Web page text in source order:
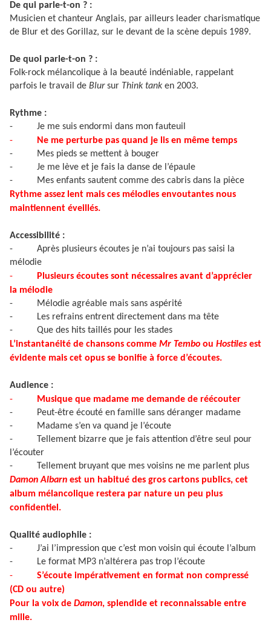
De qui parle-t-on ? :
Musicien et chanteur Anglais, par ailleurs leader charismatique
de Blur et des Gorillaz, sur le devant de la scène depuis 1989.
De quoi parle-t-on ? :
Folk-rock mélancolique à la beauté indéniable, rappelant
parfois le travail de Blursur Think tank en 2003.
Rythme :
-
Je me suis endormi dans mon fauteuil
-
Ne me perturbe pas quand je lis en même temps
-
Mes pieds se mettent à bouger
-
Je me lève et je fais la danse de l’épaule
-
Mes enfants sautent comme des cabris dans la pièce
Rythme assez lent mais ces mélodies envoutantes nous
maintiennent éveillés.
Accessibilité :
-
Après plusieurs écoutes je n’ai toujours pas saisi la
mélodie
-
Plusieurs écoutes sont nécessaires avant d’apprécier
la mélodie
-
Mélodie agréable mais sans aspérité
-
Les refrains entrent directement dans ma tête
-
Que des hits taillés pour les stades
L’instantanéité de chansons comme Mr Tembo ou Hostilesest
évidente mais cet opus se bonifie à force d’écoutes.
Audience :
-
Musique que madame me demande de réécouter
-
Peut-être écouté en famille sans déranger madame
-
Madame s’en va quand je l’écoute
-
Tellement bizarre que je fais attention d’être seul pour
l’écouter
-
Tellement bruyant que mes voisins ne me parlent plus
Damon Albarn est un habitué des gros cartons publics, cet
album mélancolique restera par nature un peu plus
confidentiel.
Qualité audiophile :
-
J’ai l’impression que c’est mon voisin qui écoute l’album
-
Le format MP3 n’altérera pas trop l’écoute
-
S’écoute impérativement en format non compressé
(CD ou autre)
Pour la voix de Damon, splendide et reconnaissable entre
mille.